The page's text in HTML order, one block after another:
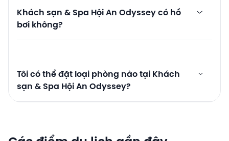
Khách sạn & Spa Hội An Odyssey có hồ
bơi không?
Tôi có thể đặt loại phòng nào tại Khách
sạn & Spa Hội An Odyssey?